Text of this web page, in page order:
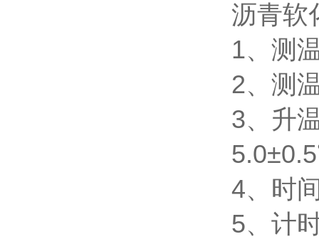
沥青软
1、测
2、测
3、升
4、时
5、计